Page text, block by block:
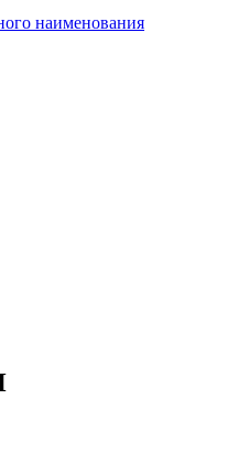
наименования